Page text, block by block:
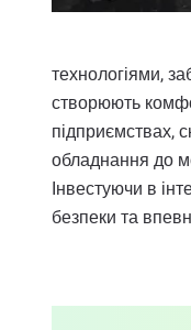
технологіями,
створюють
підприємствах,
обладнання до
Інвестуючи в
безпеки та